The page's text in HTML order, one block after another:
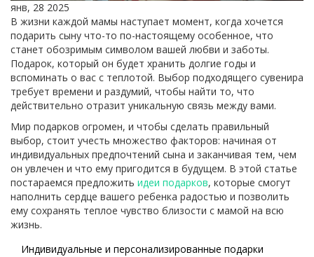
янв, 28 2025
В жизни каждой мамы наступает момент, когда хочется
подарить сыну что-то по-настоящему особенное, что
станет обозримым символом вашей любви и заботы.
Подарок, который он будет хранить долгие годы и
вспоминать о вас с теплотой. Выбор подходящего сувенира
требует времени и раздумий, чтобы найти то, что
действительно отразит уникальную связь между вами.
Мир подарков огромен, и чтобы сделать правильный
выбор, стоит учесть множество факторов: начиная от
индивидуальных предпочтений сына и заканчивая тем, чем
он увлечен и что ему пригодится в будущем. В этой статье
постараемся предложить идеи подарков, которые смогут
наполнить сердце вашего ребенка радостью и позволить
ему сохранять теплое чувство близости с мамой на всю
жизнь.
Индивидуальные и персонализированные подарки